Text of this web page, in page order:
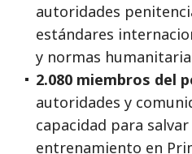
autoridades
estándares
y normas
2.080 miembros del
autoridades y
capacidad para
entrenamiento en